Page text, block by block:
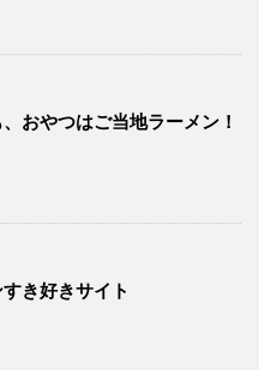
おやつはご当地ラーメン！
き好きサイト